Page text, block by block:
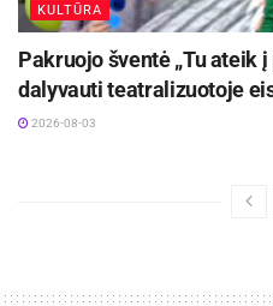
KULTŪRA
Pakruojo šventė „Tu ateik
dalyvauti teatralizuotoje
2026-08-03